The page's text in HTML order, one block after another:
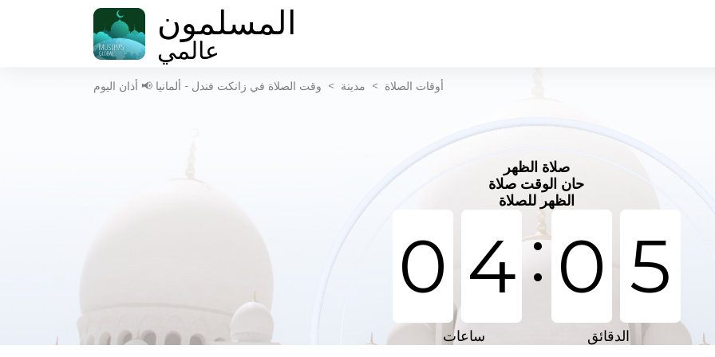
المسلمون
عالمي
أوقات الصلاة > مدينة > وقت الصلاة في زانكت فندل - ألمانيا 📢 أذان اليوم
صلاة الظهر
حان الوقت صلاة
الظهر للصلاة
0 4:0 5
ساعات الدقائق